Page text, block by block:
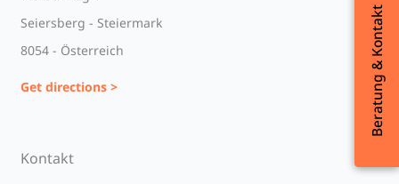
Seiersberg - Steiermark
8054 - Österreich
Get directions >
Kontakt
Beratung & Kontakt
Beratung & Kontakt